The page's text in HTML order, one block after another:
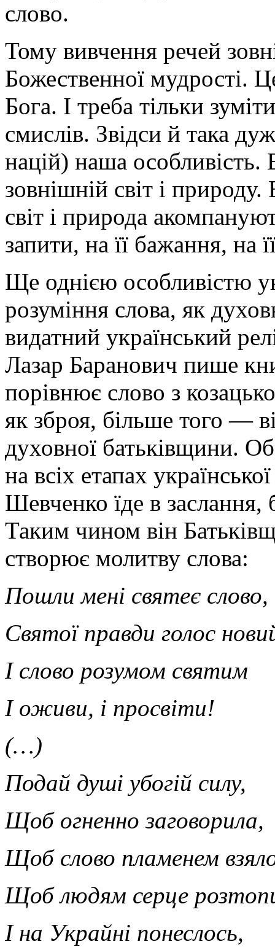
слово.
Тому вивчення речей
Божествен­ної мудрості.
Бога. І треба тільки
смислів. Звідси й така
націй) наша
зовнішній світ і
світ і природа
запити, на її бажання, на
Ще однією особливістю
розуміння слова, як
видатний український
Лазар Баранович пише
порівнює слово з
як зброя, більше того —
духовної батьківщини.
на всіх етапах
Шевченко їде в
Таким чином він
створює молитву слова:
Пошли мені святеє слово,
Святої правди голос
І слово розумом святим
І оживи, і просвіти!
(…)
Подай душі убогій силу,
Щоб огненно заговорила,
Щоб слово пламенем
Щоб людям серце
І на Украйні понеслось,